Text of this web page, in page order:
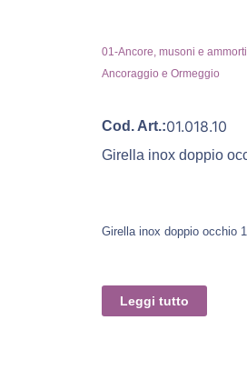
01-Ancore, musoni e
Ancoraggio e Ormeggio
Cod. Art.:01.018.10
Girella inox doppio
Girella inox doppio occhio
Leggi tutto